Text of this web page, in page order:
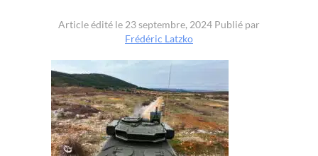
Article édité le 23 septembre, 2024 Publié par
Frédéric Latzko